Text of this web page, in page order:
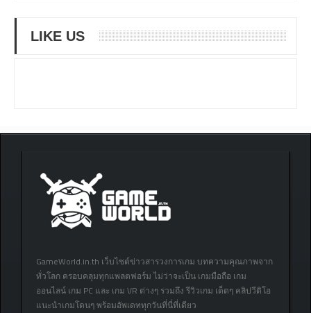
LIKE US
GameWorld.in.th เว็บไซต์ข่าวสารวงการเกม บทความคุณภาพจาก
ทั่วโลก ครอบคลุมทุกแพลตฟอร์ม ไม่ว่าจะเป็น เกมมือถือ เกม
ออนไลน์ เกม PC และ เกม VR ต่างๆ รวมถึง รีวิวเกม เด็ดๆ คลิปวีดิโอ
แนะนำเกมโดนๆ พร้อมอัพเดททุกวันที่นี่ที่เดียว